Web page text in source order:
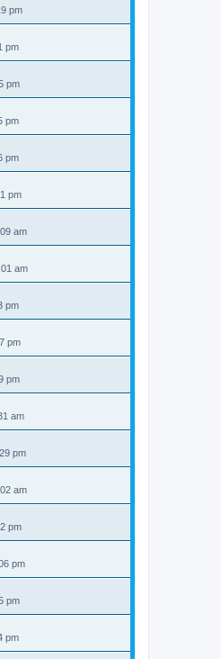
pm
pm
pm
pm
pm
pm
am
am
pm
pm
pm
am
pm
am
pm
pm
pm
pm